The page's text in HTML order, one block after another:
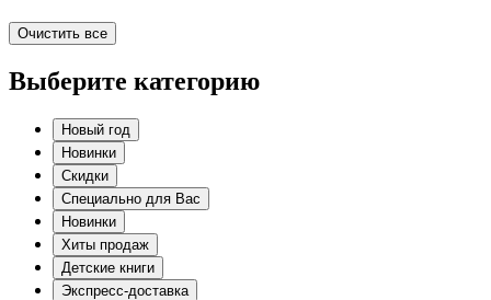
Очистить все
Выберите категорию
Новый год
Новинки
Скидки
Специально для Вас
Новинки
Хиты продаж
Детские книги
Экспресс-доставка